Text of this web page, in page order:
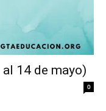
14 de mayo)
0